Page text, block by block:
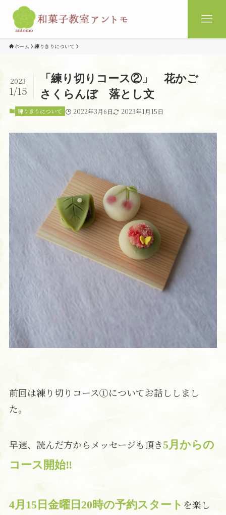
ホーム 練りきりについて
「練り切りコース②」 花かご
さくらんぼ 落とし文
2023
1/15
練りきりについて 2022年3月6日 2023年1月15日
前回は練り切りコース①についてお話ししまし
た。
早速、読んだ方からメッセージも頂き5月からの
コース開始‼
4月15日金曜日20時の予約スタート を楽し